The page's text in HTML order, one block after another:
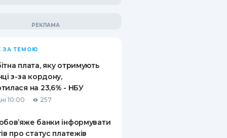
ВІНЬЄТКА
ВІД
ВИПАДКІВ
ПИТАННЯ ТА ВІДПОВІДІ
ПУТІВНИКИ ПО
ЗАОЩАДЖЕННЯМ
ЗА ТЕМОЮ
плата, яку отримують
з-за кордону,
на 23,6% - НБУ
10:00 257
банки інформувати
про статус платежів